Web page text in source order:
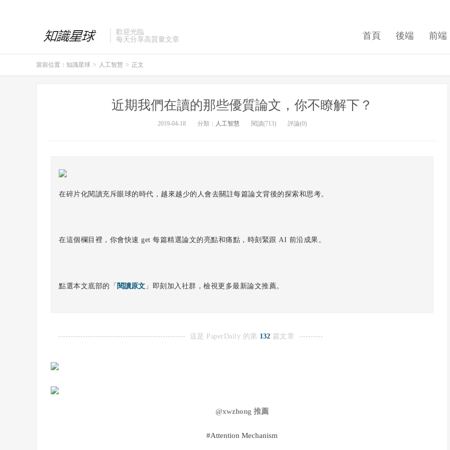
歡迎光臨
每天分享高質量文章
首頁 後端 前端
當前位置： 知識星球 > 人工智慧 > 正文
近期我們在讀的那些優質論文，你不瞭解下？
2019-04-18 分類： 人工智慧 閱讀(713) 評論(0)
在碎片化閱讀充斥眼球的時代，越來越少的人會去關註每篇論文背後的探索和思考。
在這個欄目裡，你會快速 get 每篇精選論文的亮點和痛點，時刻緊跟 AI 前沿成果。
點選本文底部的「 閱讀原文 」即刻加入社群，檢視更多最新論文推薦。
這是 PaperDaily 的第 132 篇文章
@xwzhong 推薦
#Attention Mechanism